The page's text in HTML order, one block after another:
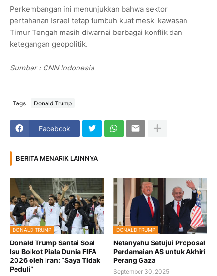
Perkembangan ini menunjukkan bahwa sektor
pertahanan Israel tetap tumbuh kuat meski kawasan
Timur Tengah masih diwarnai berbagai konflik dan
ketegangan geopolitik.
Sumber : CNN Indonesia
Tags Donald Trump
Facebook
BERITA MENARIK LAINNYA
DONALD TRUMP
Donald Trump Santai Soal
Isu Boikot Piala Dunia FIFA
2026 oleh Iran: “Saya Tidak
Peduli”
DONALD TRUMP
Netanyahu Setujui Proposal
Perdamaian AS untuk Akhiri
Perang Gaza
September 30, 2025